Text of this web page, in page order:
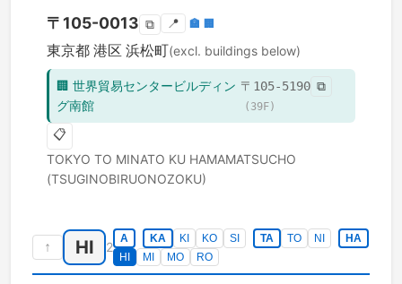
〒 105-0013 ⧉ 📍 🏣 🏢
東京都 港区 浜松町(excl. buildings below)
🏢 世界貿易センタービルディン
グ南館
〒 105-5190 ⧉
( 39F)
📋
TOKYO TO MINATO KU HAMAMATSUCHO
(TSUGINOBIRUONOZOKU)
↑ HI 2
A KA KI KO SI TA TO NI
HA
HI
MI MO RO